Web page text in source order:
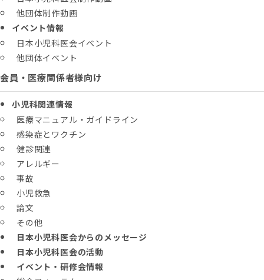
他団体制作動画
イベント情報
日本小児科医会イベント
他団体イベント
会員・医療関係者様向け
小児科関連情報
医療マニュアル・ガイドライン
感染症とワクチン
健診関連
アレルギー
事故
小児救急
論文
その他
日本小児科医会からのメッセージ
日本小児科医会の活動
イベント・研修会情報